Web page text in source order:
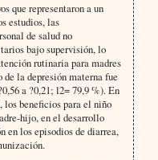
que representaron a un
estudios, las
de salud no
bajo supervisión, lo
rutinaria para madres
la depresión materna fue
a ?0,21; l2= 79,9 %). En
los beneficios para el niño
hijo, en el desarrollo
en los episodios de diarrea,